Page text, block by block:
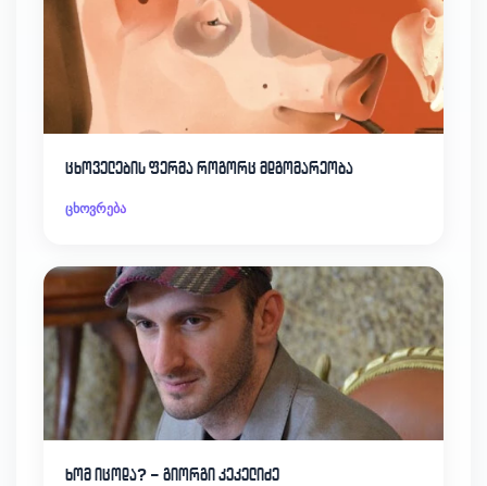
ცხოველების ფერმა როგორც მდგომარეობა
ცხოვრება
ხომ იცოდა? – გიორგი კეკელიძე